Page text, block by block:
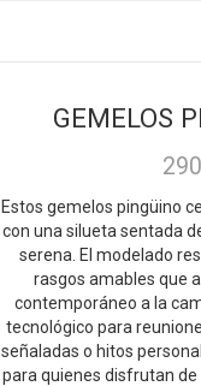
GEMELOS
Estos gemelos pingüino
con una silueta sentada
serena. El modelado
rasgos amables que
contemporáneo a la
tecnológico para
señaladas o hitos
para quienes disfrutan de